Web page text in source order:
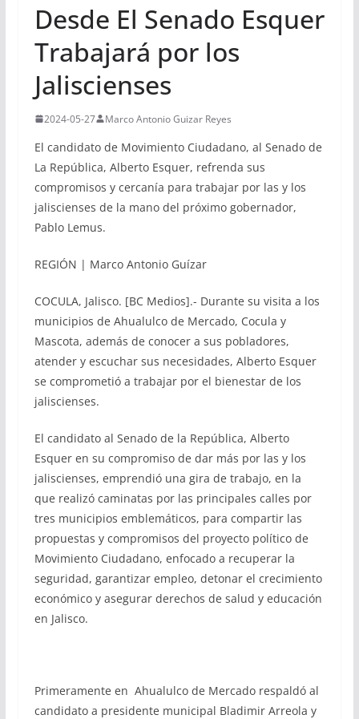
Desde El Senado Esquer
Trabajará por los
Jaliscienses
2024-05-27 Marco Antonio Guizar Reyes
El candidato de Movimiento Ciudadano, al Senado de
La República, Alberto Esquer, refrenda sus
compromisos y cercanía para trabajar por las y los
jaliscienses de la mano del próximo gobernador,
Pablo Lemus.
REGIÓN | Marco Antonio Guízar
COCULA, Jalisco. [BC Medios].- Durante su visita a los
municipios de Ahualulco de Mercado, Cocula y
Mascota, además de conocer a sus pobladores,
atender y escuchar sus necesidades, Alberto Esquer
se comprometió a trabajar por el bienestar de los
jaliscienses.
El candidato al Senado de la República, Alberto
Esquer en su compromiso de dar más por las y los
jaliscienses, emprendió una gira de trabajo, en la
que realizó caminatas por las principales calles por
tres municipios emblemáticos, para compartir las
propuestas y compromisos del proyecto político de
Movimiento Ciudadano, enfocado a recuperar la
seguridad, garantizar empleo, detonar el crecimiento
económico y asegurar derechos de salud y educación
en Jalisco.
Primeramente en Ahualulco de Mercado respaldó al
candidato a presidente municipal Bladimir Arreola y